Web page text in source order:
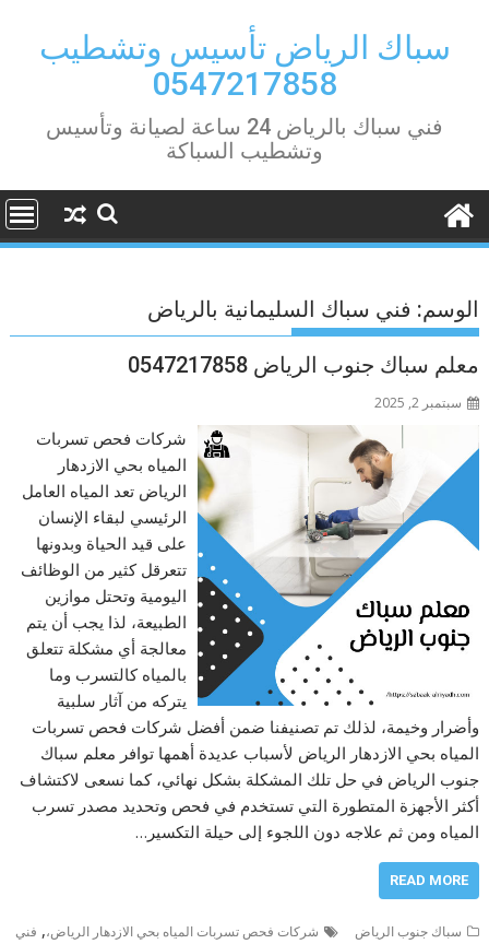
contentسباك الرياض تأسيس وتشطيب
0547217858
فني سباك بالرياض 24 ساعة لصيانة وتأسيس
وتشطيب السباكة
الوسم: فني سباك السليمانية بالرياض
معلم سباك جنوب الرياض 0547217858
سبتمبر 2, 2025
شركات فحص تسربات
المياه بحي الازدهار
الرياض تعد المياه العامل
الرئيسي لبقاء الإنسان
على قيد الحياة وبدونها
تتعرقل كثير من الوظائف
اليومية وتحتل موازين
الطبيعة، لذا يجب أن يتم
معالجة أي مشكلة تتعلق
بالمياه كالتسرب وما
يتركه من آثار سلبية
وأضرار وخيمة، لذلك تم تصنيفنا ضمن أفضل شركات فحص تسربات
المياه بحي الازدهار الرياض لأسباب عديدة أهمها توافر معلم سباك
جنوب الرياض في حل تلك المشكلة بشكل نهائي، كما نسعى لاكتشاف
أكثر الأجهزة المتطورة التي تستخدم في فحص وتحديد مصدر تسرب
المياه ومن ثم علاجه دون اللجوء إلى حيلة التكسير…
READ MORE
سباك جنوب الرياض شركات فحص تسربات المياه بحي الازدهار الرياض،, فني